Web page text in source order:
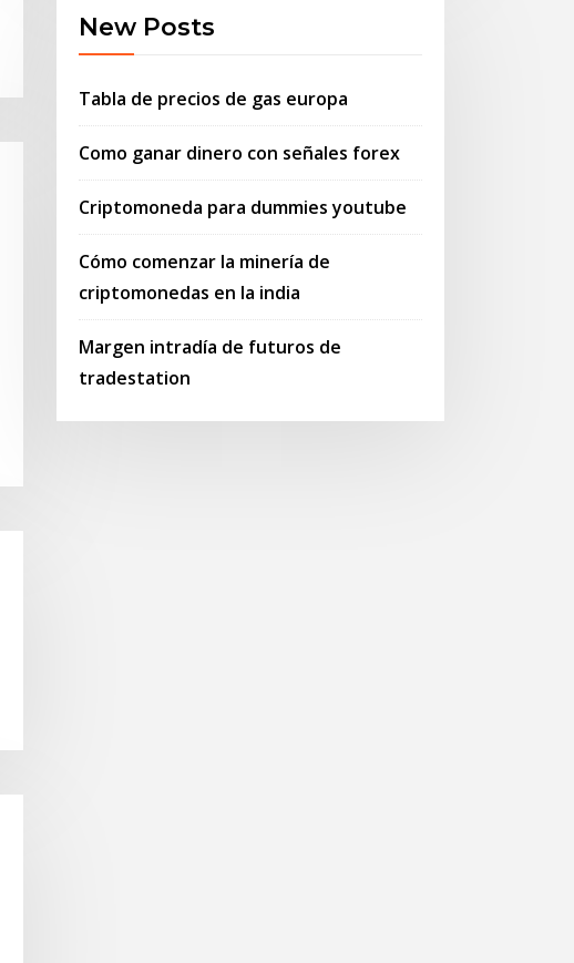
New Posts
Tabla de precios de gas europa
Como ganar dinero con señales forex
Criptomoneda para dummies youtube
Cómo comenzar la minería de
criptomonedas en la india
Margen intradía de futuros de
tradestation